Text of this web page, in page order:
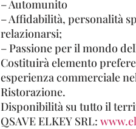
– Automunito
– Affidabilità, personalità
relazionarsi;
– Passione per il mondo
Costituirà elemento
esperienza commerciale
Ristorazione.
Disponibilità su tutto il
QSAVE ELKEY SRL: